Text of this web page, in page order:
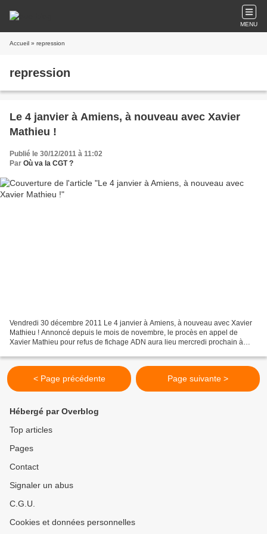
MENU
Accueil » repression
repression
Le 4 janvier à Amiens, à nouveau avec Xavier
Mathieu !
Publié le 30/12/2011 à 11:02
Par Où va la CGT ?
Vendredi 30 décembre 2011 Le 4 janvier à Amiens, à nouveau avec Xavier
Mathieu ! Annoncé depuis le mois de novembre, le procès en appel de
Xavier Mathieu pour refus de fichage ADN aura lieu mercredi prochain à
< Page précédente Page suivante >
Hébergé par Overblog
Top articles
Pages
Contact
Signaler un abus
C.G.U.
Cookies et données personnelles